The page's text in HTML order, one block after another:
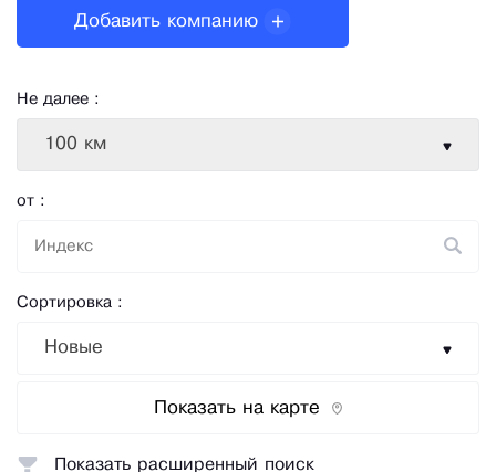
Не далее :
100 км
от :
Сортировка :
Новые
Показать на карте
Добавить компанию
Показать расширенный поиск